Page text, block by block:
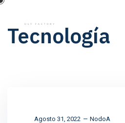
Tecnología
Agosto 31, 2022 NodoA